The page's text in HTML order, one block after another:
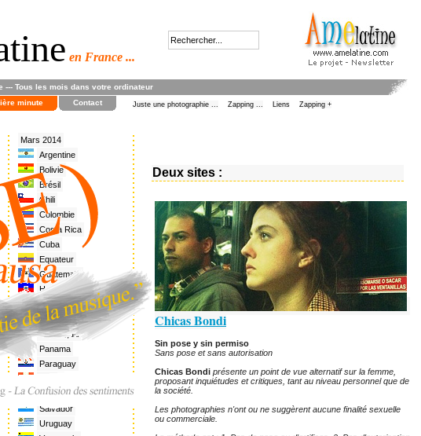
en France ...
Tous les mois dans votre ordinateur
Contact
minute Juste une photographie ... Zapping ... Liens Zapping +
Mars 2014
Argentine
Bolivie
Brésil
Chili
Colombie
Costa Rica
Cuba
Equateur
Guatemala
Haïti
Honduras
Mexique
Nicaragua
Panama
Paraguay
Rép. Dominicaine
Salvador
Uruguay
Deux sites :
Chicas Bondi
Sin pose y sin permiso
Sans pose et sans autorisation
Chicas Bondi présente un point de vue alternatif sur la femme,
proposant inquiétudes et critiques, tant au niveau personnel que de
la société.
Les photographies n'ont ou ne suggèrent aucune finalité sexuelle
ou commerciale.